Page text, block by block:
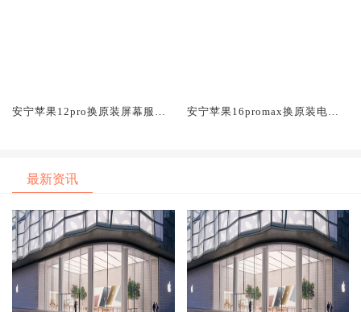
安宁苹果12pro换原装屏幕服务
安宁苹果16promax换原装电池
最新资讯